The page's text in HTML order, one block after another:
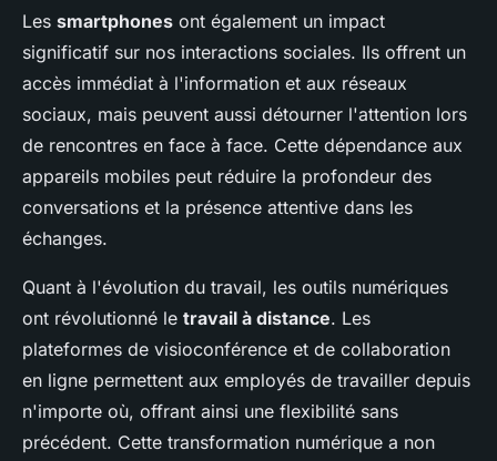
Les smartphones ont également un impact
significatif sur nos interactions sociales. Ils offrent un
accès immédiat à l'information et aux réseaux
sociaux, mais peuvent aussi détourner l'attention lors
de rencontres en face à face. Cette dépendance aux
appareils mobiles peut réduire la profondeur des
conversations et la présence attentive dans les
échanges.
Quant à l'évolution du travail, les outils numériques
ont révolutionné le travail à distance. Les
plateformes de visioconférence et de collaboration
en ligne permettent aux employés de travailler depuis
n'importe où, offrant ainsi une flexibilité sans
précédent. Cette transformation numérique a non